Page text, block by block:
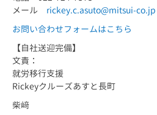
メール rickey.c.asuto@mitsui-co.jp
お問い合わせフォームはこちら
【自社送迎完備】
文責：
就労移行支援
Rickeyクルーズあすと長町
柴﨑